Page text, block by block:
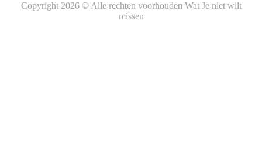
Copyright 2026 © Alle rechten voorhouden Wat Je niet wilt
missen